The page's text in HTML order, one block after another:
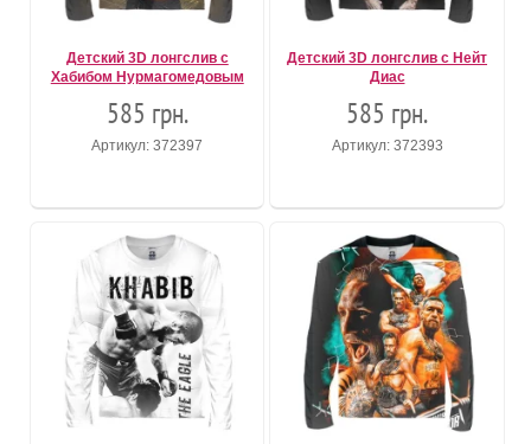
Детский 3D лонгслив c
Хабибом Нурмагомедовым
585 грн.
Артикул: 372397
Детский 3D лонгслив с Нейт
Диас
585 грн.
Артикул: 372393